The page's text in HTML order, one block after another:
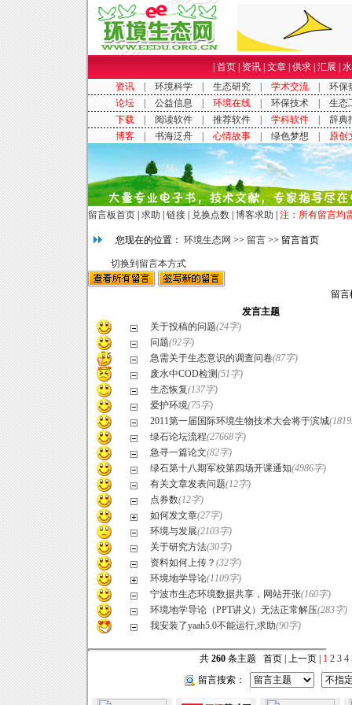
首页 资讯 文章 供求 汇展
留言板首页 求助 链接 兑换点数 博客求助 注：所有留言均
您现在的位置： 环境生态网 >> 留言 >> 留言首页
切换到留言本方式
留言
发言主题
关于投稿的问题(24字)
问题(92字)
急需关于生态意识的调查问卷(87字)
废水中COD检测(51字)
生态恢复(137字)
爱护环境(75字)
2011第一届国际环境生物技术大会将于滨城
绿石论坛流程(27668字)
急寻一篇论文(82字)
绿石第十八期军校第四场开课通知(4986字)
有关文章发表问题(12字)
点券数(12字)
如何发文章(27字)
环境与发展(2103字)
关于研究方法(30字)
资料如何上传？ (32字)
环境地学导论(1109字)
宁波市生态环境数据共享，网站开张(160字)
环境地学导论（PPT讲义）无法正常解压(283字)
我安装了yaah5.0不能运行,求助(90字)
共 260条主题 首页 | 上一页 | 1 2 3 4
留言搜索：